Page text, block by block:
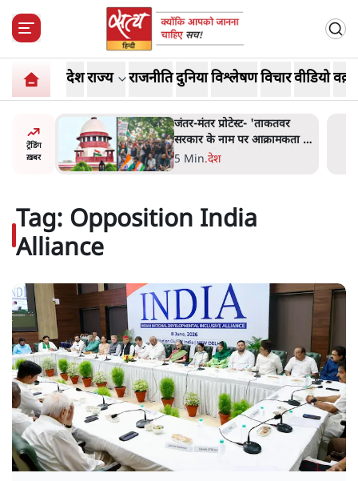
देशराज्य राजनीतिदुनियाविश्लेषणविचारवीडियो
ट्रेंडिंग
ख़बर
न
सुने':
जंतर मंतर प्रोटेस्ट: 'युवाओं को
प्रताड़ित किया जा रहा है, पर मोदी-
शाह में बोलने की हिम्मत नहीं'-
7 Min.देश
Tag: Opposition India
Alliance